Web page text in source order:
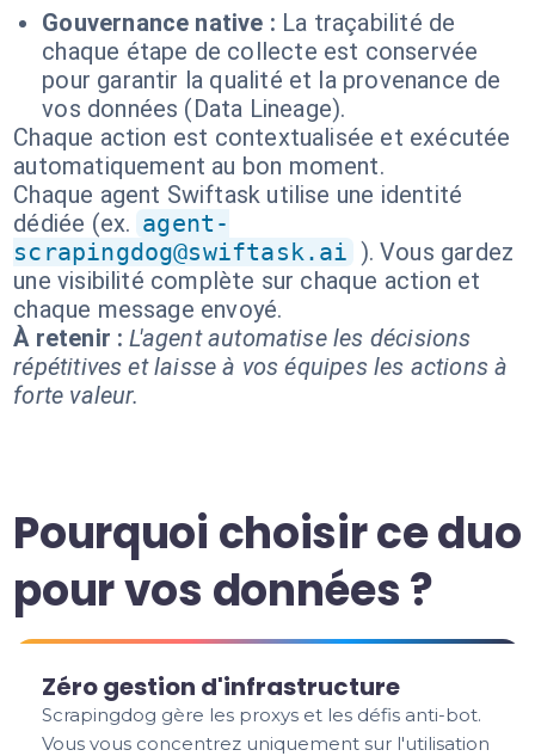
Gouvernance native : La traçabilité de
chaque étape de collecte est conservée
pour garantir la qualité et la provenance de
vos données (Data Lineage).
Chaque action est contextualisée et exécutée
automatiquement au bon moment.
Chaque agent Swiftask utilise une identité
dédiée (ex. agent-
scrapingdog@swiftask.ai ). Vous gardez
une visibilité complète sur chaque action et
chaque message envoyé.
À retenir : L'agent automatise les décisions
répétitives et laisse à vos équipes les actions à
forte valeur.
Pourquoi choisir ce duo
pour vos données ?
Zéro gestion d'infrastructure
Scrapingdog gère les proxys et les défis anti-bot.
Vous vous concentrez uniquement sur l'utilisation